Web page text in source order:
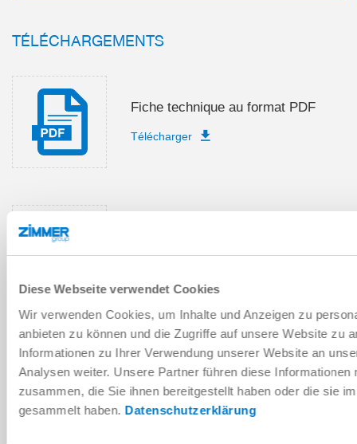
Diese Webseite verwendet Cookies
Wir verwenden Cookies, um Inhalte und Anzeigen zu
anbieten zu können und die Zugriffe auf unsere Website zu
Informationen zu Ihrer Verwendung unserer Website an
Analysen weiter. Unsere Partner führen diese
zusammen, die Sie ihnen bereitgestellt haben oder die sie
gesammelt haben. Datenschutzerklärung
TÉLÉCHARGEMENTS
Fiche technique au format PDF
Télécharger
Télécharger les données de CAO
Télécharger